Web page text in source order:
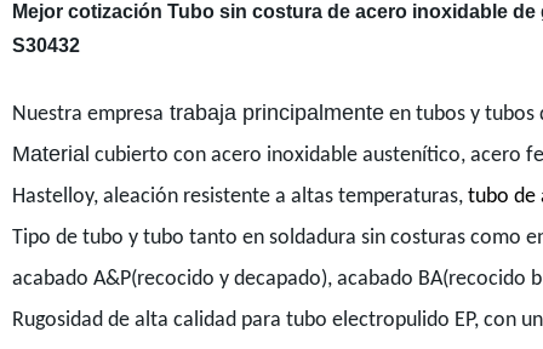
Mejor cotización Tubo sin costura de acero inoxidable de
S30432
Nuestra empresa trabaja principalmenteen tubos y tubos
Material cubierto con acero inoxidable austenítico, acero
Hastelloy, aleación resistente a altas temperaturas,tubo de
Tipo de tubo y tubo tanto en soldadura sin costuras como
acabado A&P(recocido y decapado), acabado
Rugosidad de alta calidad para tubo electropulido EP, con